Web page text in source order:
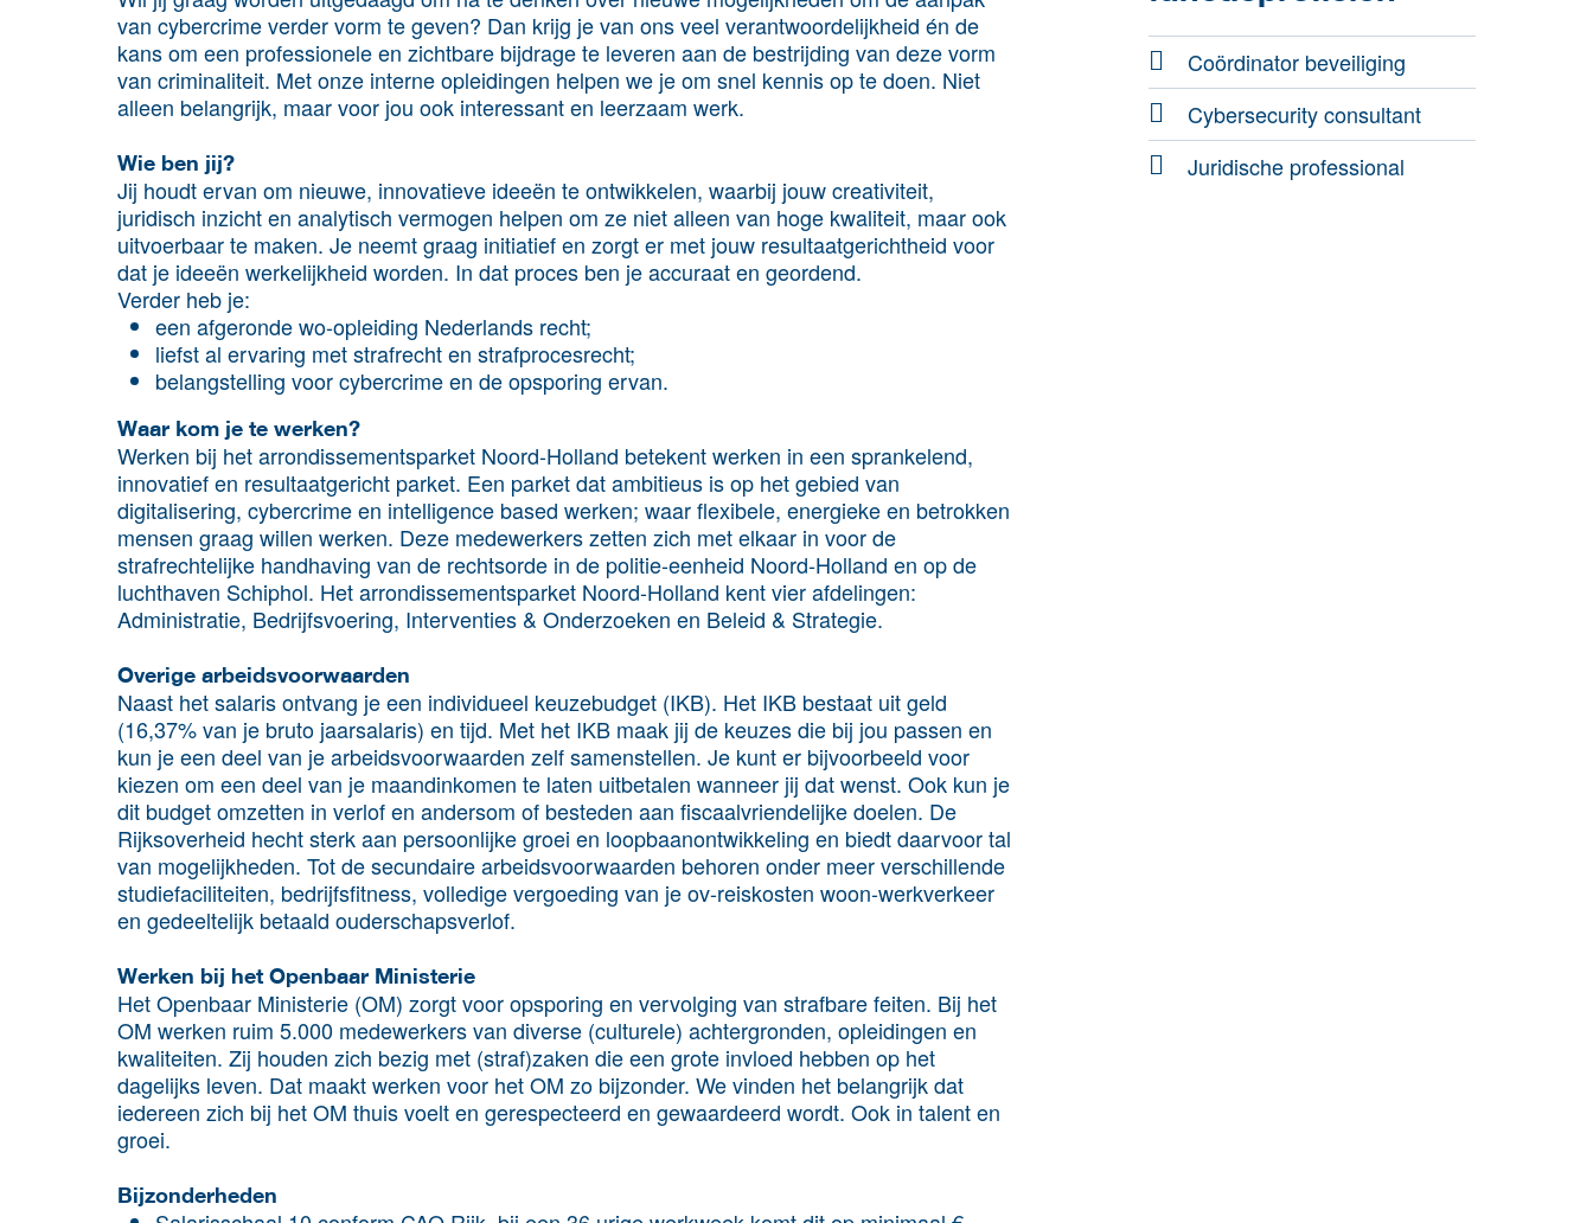
van cybercrime verder vorm te geven? Dan krijg je van ons veel verantwoordelijkheid én de
kans om een professionele en zichtbare bijdrage te leveren aan de bestrijding van deze vorm
van criminaliteit. Met onze interne opleidingen helpen we je om snel kennis op te doen. Niet
alleen belangrijk, maar voor jou ook interessant en leerzaam werk.
Wie ben jij?
Jij houdt ervan om nieuwe, innovatieve ideeën te ontwikkelen, waarbij jouw creativiteit,
juridisch inzicht en analytisch vermogen helpen om ze niet alleen van hoge kwaliteit, maar ook
uitvoerbaar te maken. Je neemt graag initiatief en zorgt er met jouw resultaatgerichtheid voor
dat je ideeën werkelijkheid worden. In dat proces ben je accuraat en geordend.
Verder heb je:
een afgeronde wo-opleiding Nederlands recht;
liefst al ervaring met strafrecht en strafprocesrecht;
belangstelling voor cybercrime en de opsporing ervan.
Waar kom je te werken?
Werken bij het arrondissementsparket Noord-Holland betekent werken in een sprankelend,
innovatief en resultaatgericht parket. Een parket dat ambitieus is op het gebied van
digitalisering, cybercrime en intelligence based werken; waar flexibele, energieke en betrokken
mensen graag willen werken. Deze medewerkers zetten zich met elkaar in voor de
strafrechtelijke handhaving van de rechtsorde in de politie-eenheid Noord-Holland en op de
luchthaven Schiphol. Het arrondissementsparket Noord-Holland kent vier afdelingen:
Administratie, Bedrijfsvoering, Interventies & Onderzoeken en Beleid & Strategie.
Overige arbeidsvoorwaarden
Naast het salaris ontvang je een individueel keuzebudget (IKB). Het IKB bestaat uit geld
(16,37% van je bruto jaarsalaris) en tijd. Met het IKB maak jij de keuzes die bij jou passen en
kun je een deel van je arbeidsvoorwaarden zelf samenstellen. Je kunt er bijvoorbeeld voor
kiezen om een deel van je maandinkomen te laten uitbetalen wanneer jij dat wenst. Ook kun je
dit budget omzetten in verlof en andersom of besteden aan fiscaalvriendelijke doelen. De
Rijksoverheid hecht sterk aan persoonlijke groei en loopbaanontwikkeling en biedt daarvoor tal
van mogelijkheden. Tot de secundaire arbeidsvoorwaarden behoren onder meer verschillende
studiefaciliteiten, bedrijfsfitness, volledige vergoeding van je ov-reiskosten woon-werkverkeer
en gedeeltelijk betaald ouderschapsverlof.
Werken bij het Openbaar Ministerie
Het Openbaar Ministerie (OM) zorgt voor opsporing en vervolging van strafbare feiten. Bij het
OM werken ruim 5.000 medewerkers van diverse (culturele) achtergronden, opleidingen en
kwaliteiten. Zij houden zich bezig met (straf)zaken die een grote invloed hebben op het
dagelijks leven. Dat maakt werken voor het OM zo bijzonder. We vinden het belangrijk dat
iedereen zich bij het OM thuis voelt en gerespecteerd en gewaardeerd wordt. Ook in talent en
groei.
Bijzonderheden
Coördinator beveiliging
Cybersecurity consultant
Juridische professional